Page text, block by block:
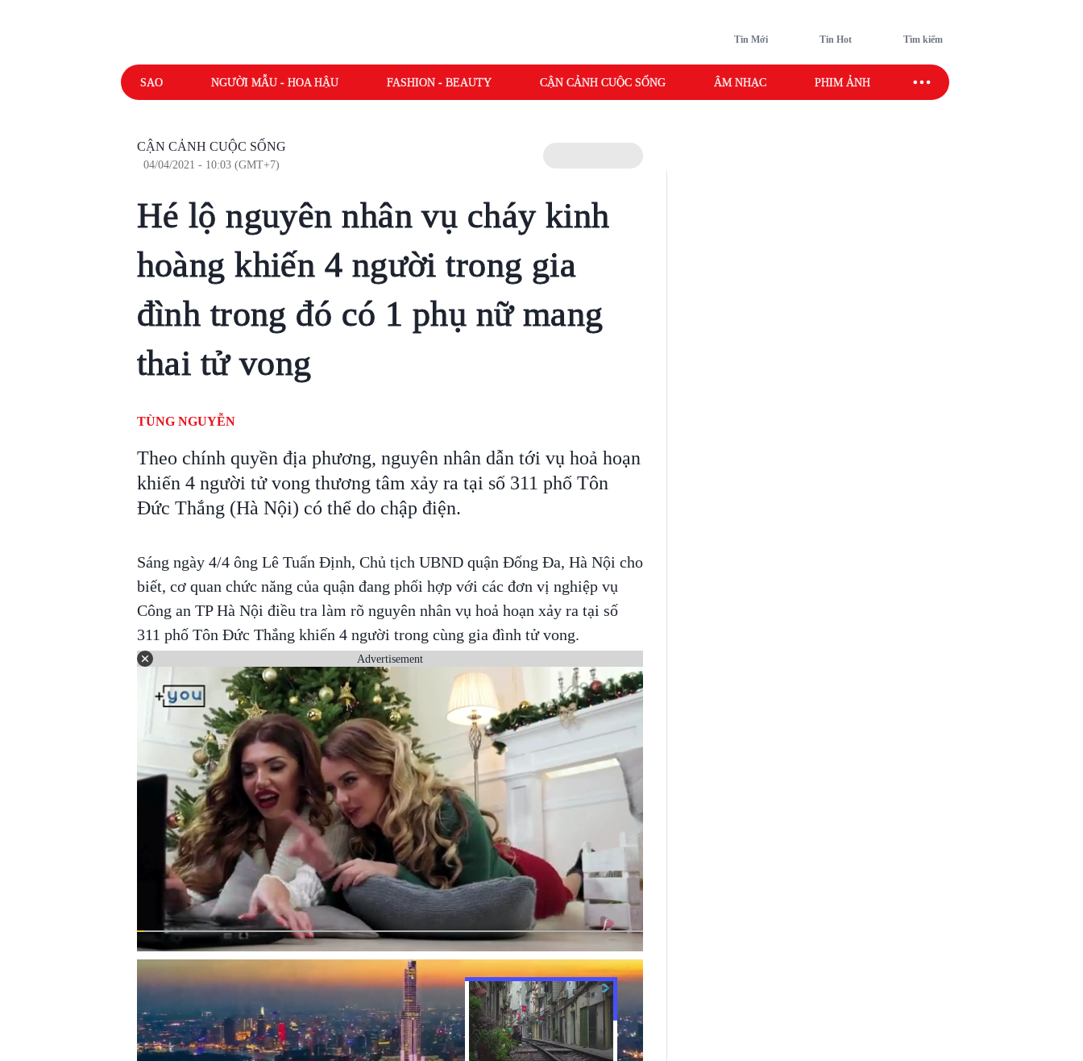
Tin Mới Tin Hot Tìm kiếm
SAO NGƯỜI MẪU - HOA HẬU FASHION - BEAUTY CẬN CẢNH CUỘC SỐNG ÂM NHẠC PHIM ẢNH SAO SPORT
CẬN CẢNH CUỘC SỐNG
04/04/2021 - 10:03 (GMT+7)
Hé lộ nguyên nhân vụ cháy kinh
hoàng khiến 4 người trong gia
đình trong đó có 1 phụ nữ mang
thai tử vong
TÙNG NGUYỄN
Theo chính quyền địa phương, nguyên nhân dẫn tới vụ hoả hoạn
khiến 4 người tử vong thương tâm xảy ra tại số 311 phố Tôn
Đức Thắng (Hà Nội) có thể do chập điện.
Sáng ngày 4/4 ông Lê Tuấn Định, Chủ tịch UBND quận Đống Đa, Hà Nội cho
biết, cơ quan chức năng của quận đang phối hợp với các đơn vị nghiệp vụ
Công an TP Hà Nội điều tra làm rõ nguyên nhân vụ hoả hoạn xảy ra tại số
311 phố Tôn Đức Thắng khiến 4 người trong cùng gia đình tử vong.
Advertisement